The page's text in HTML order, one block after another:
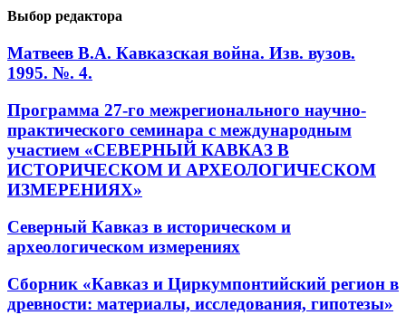
Выбор редактора
Матвеев В.А. Кавказская война. Изв. вузов.
1995. №. 4.
Программа 27-го межрегионального научно-
практического семинара с международным
участием «СЕВЕРНЫЙ КАВКАЗ В
ИСТОРИЧЕСКОМ И АРХЕОЛОГИЧЕСКОМ
ИЗМЕРЕНИЯХ»
Северный Кавказ в историческом и
археологическом измерениях
Сборник «Кавказ и Циркумпонтийский регион в
древности: материалы, исследования, гипотезы»